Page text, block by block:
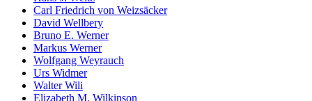
Carl Friedrich von Weizsäcker
David Wellbery
Bruno E. Werner
Markus Werner
Wolfgang Weyrauch
Urs Widmer
Walter Wili
Elizabeth M. Wilkinson